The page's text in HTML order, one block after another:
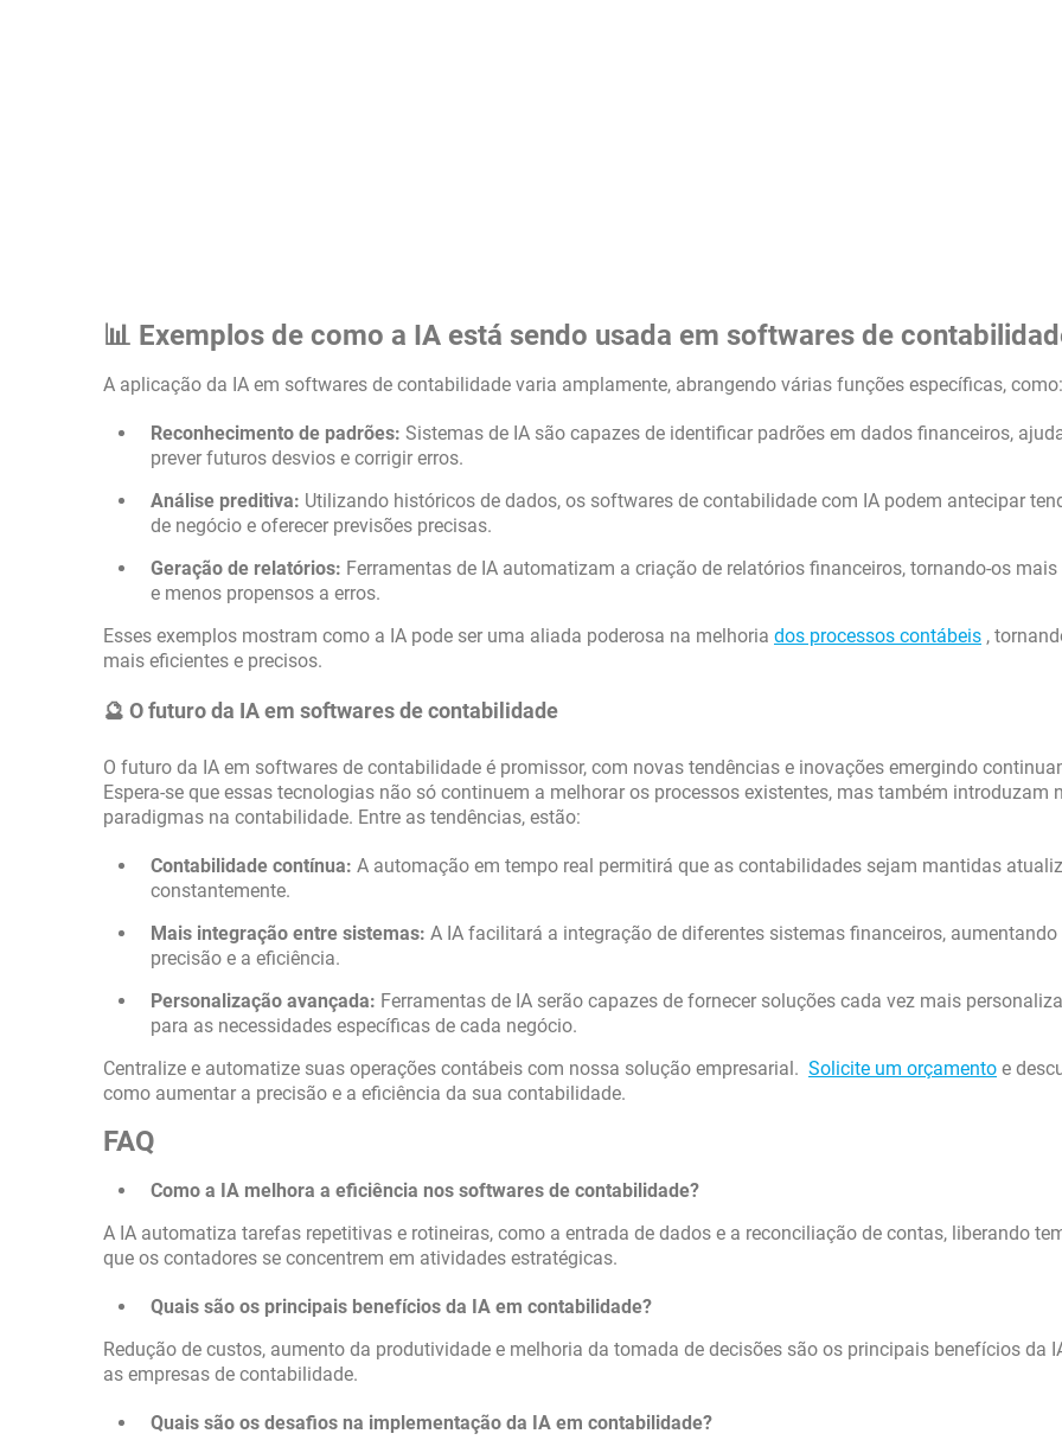
📊 Exemplos de como a IA está sendo usada em softwares de
A aplicação da IA em softwares de contabilidade varia amplamente, abrangendo várias funções específicas, como:
Reconhecimento de padrões: Sistemas de IA são capazes de identificar padrões em dados financeiros,
prever futuros desvios e corrigir erros.
Análise preditiva: Utilizando históricos de dados, os softwares de contabilidade com IA podem antecipar
de negócio e oferecer previsões precisas.
Geração de relatórios: Ferramentas de IA automatizam a criação de relatórios financeiros, tornando-os
e menos propensos a erros.
Esses exemplos mostram como a IA pode ser uma aliada poderosa na melhoria dos processos contábeis ,
mais eficientes e precisos.
🔮 O futuro da IA em softwares de contabilidade
O futuro da IA em softwares de contabilidade é promissor, com novas tendências e inovações emergindo
Espera-se que essas tecnologias não só continuem a melhorar os processos existentes, mas também introduzam
paradigmas na contabilidade. Entre as tendências, estão:
Contabilidade contínua: A automação em tempo real permitirá que as contabilidades sejam mantidas
constantemente.
Mais integração entre sistemas: A IA facilitará a integração de diferentes sistemas financeiros, aumentando
precisão e a eficiência.
Personalização avançada: Ferramentas de IA serão capazes de fornecer soluções cada vez mais
para as necessidades específicas de cada negócio.
Centralize e automatize suas operações contábeis com nossa solução empresarial. Solicite um orçamento e
como aumentar a precisão e a eficiência da sua contabilidade.
FAQ
Como a IA melhora a eficiência nos softwares de contabilidade?
A IA automatiza tarefas repetitivas e rotineiras, como a entrada de dados e a reconciliação de contas, liberando
que os contadores se concentrem em atividades estratégicas.
Quais são os principais benefícios da IA em contabilidade?
Redução de custos, aumento da produtividade e melhoria da tomada de decisões são os principais benefícios da
as empresas de contabilidade.
Quais são os desafios na implementação da IA em contabilidade?